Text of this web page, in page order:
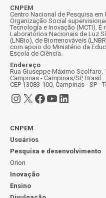
CNPEM
Centro Nacional de Pesquisa em
Organização Social
Tecnologia e Inovação (MCTI).
Laboratórios Nacionais de Luz
(LNBio), de Biorrenováveis
com apoio do Ministério da
Escola de Ciência.
Endereço
Rua Giuseppe Máximo Scolfaro,
Campinas - Campinas/SP, Brasil
CEP 13083-100, Campinas - SP -
Instagram
X Facebook
Youtube
LinkedIn
CNPEM
Usuários
Pesquisa e desenvolvimento
Orion
Inovação
Ensino